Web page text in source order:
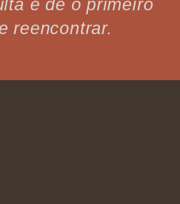
e dê o primeiro
reencontrar.